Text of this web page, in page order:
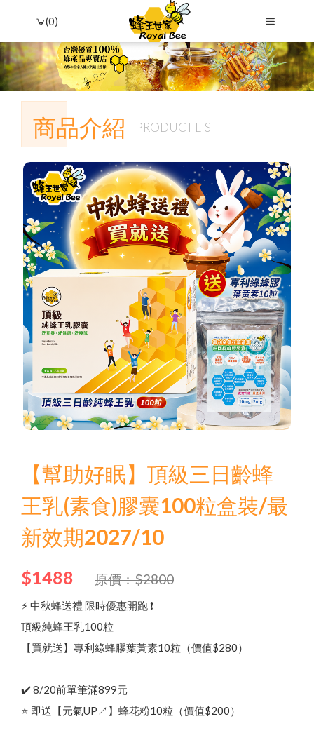
(0)
Menu
品牌故事
商品介紹
最新優惠
Language
中文
English
商品介紹 PRODUCT LIST
【幫助好眠】頂級三日齡蜂
王乳(素食)膠囊100粒盒裝/最
新效期2027/10
$1488 原價：$2800
⚡ 中秋蜂送禮 限時優惠開跑 ❗
頂級純蜂王乳100粒
【買就送】專利綠蜂膠葉黃素10粒（價值$280）
✔️ 8/20前單筆滿899元
⭐ 即送【元氣UP↗】蜂花粉10粒（價值$200）